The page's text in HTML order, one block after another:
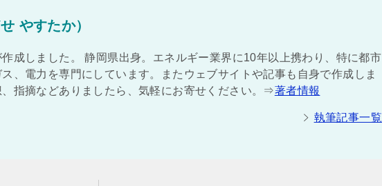
やすたか）
成しました。 静岡県出身。エネルギー業界に10年以上携わり、特に都市
、電力を専門にしています。またウェブサイトや記事も自身で作成しま
指摘などありましたら、気軽にお寄せください。⇒著者情報
執筆記事一覧